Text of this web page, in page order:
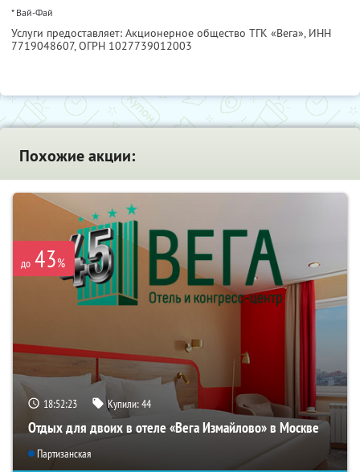
* Вай-Фай
Услуги предоставляет: Акционерное общество ТГК «Вега», ИНН
7719048607, ОГРН 1027739012003
Похожие акции:
до 43%
18:52:22 Купили:44
Отдых для двоих в отеле «Вега Измайлово» в Москве
Партизанская